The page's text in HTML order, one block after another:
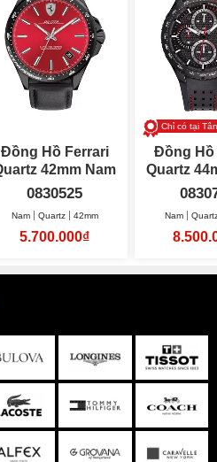
Đồng Hồ Ferrari
Quartz 42mm Nam
0830525
Nam Quartz 42mm
5.700.000₫
Chỉ có tại
Đồng Hồ
Nam